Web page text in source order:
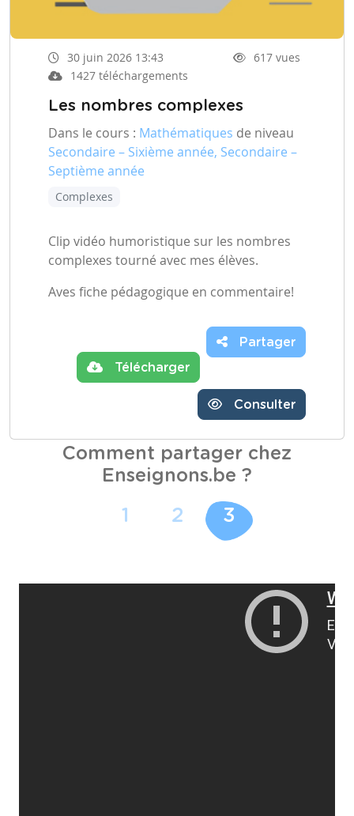
30 juin 2026 13:43
617 vues
1427 téléchargements
Les nombres complexes
Dans le cours : Mathématiques de niveau
Secondaire – Sixième année, Secondaire –
Septième année
Complexes
Clip vidéo humoristique sur les nombres
complexes tourné avec mes élèves.
Aves fiche pédagogique en commentaire!
Télécharger
Partager
Consulter
Comment partager chez
Enseignons.be ?
1 2 3